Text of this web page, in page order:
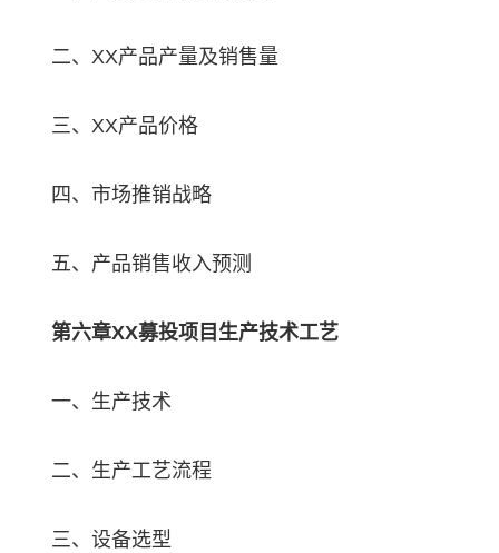
二、XX产品产量及销售量
三、XX产品价格
四、市场推销战略
五、产品销售收入预测
第六章XX募投项目生产技术工艺
一、生产技术
二、生产工艺流程
三、设备选型